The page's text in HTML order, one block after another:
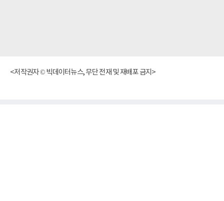
<저작권자 © 빅데이터뉴스, 무단 전재 및 재배포 금지>